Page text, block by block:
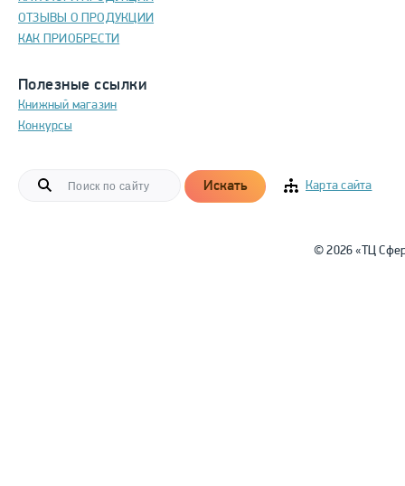
ОТЗЫВЫ О ПРОДУКЦИИ
КАК ПРИОБРЕСТИ
Полезные ссылки
Книжный магазин
Конкурсы
Искать Карта сайта
© 2026 «ТЦ